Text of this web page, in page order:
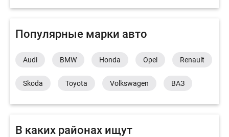
Популярные марки авто
Audi BMW Honda Opel Renault
Skoda Toyota Volkswagen ВАЗ
В каких районах ищут